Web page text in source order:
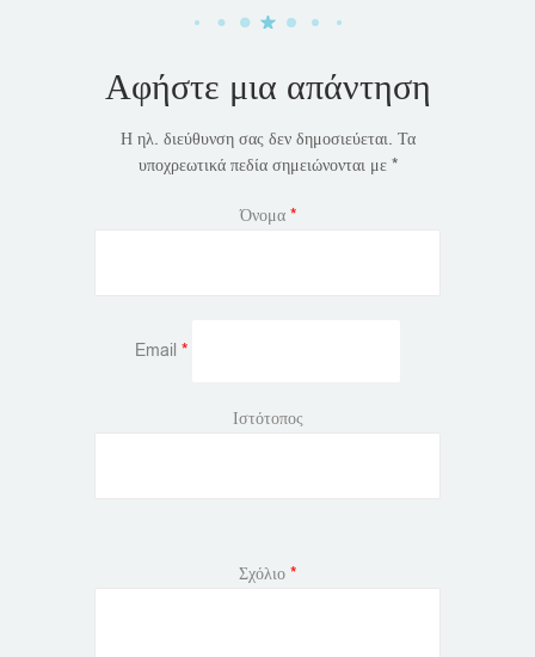
Αφήστε μια απάντηση
Η ηλ. διεύθυνση σας δεν δημοσιεύεται. Τα
υποχρεωτικά πεδία σημειώνονται με *
Όνομα *
Email *
Ιστότοπος
Σχόλιο *